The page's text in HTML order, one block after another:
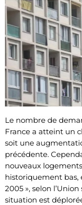
Le nombre de
France a atteint un
soit une
précédente.
nouveaux
historiquement bas,
2005 », selon
situation est